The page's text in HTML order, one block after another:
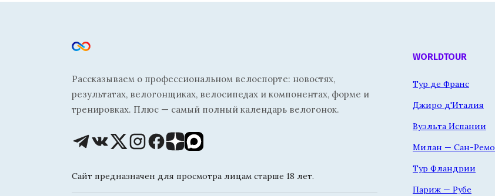
Рассказываем о профессиональном велоспорте: новостях,
результатах, велогонщиках, велосипедах и компонентах, форме и
тренировках. Плюс — самый полный календарь велогонок.
Сайт предназначен для просмотра лицам старше 18 лет.
WORLDTOUR
Тур де Франс
Джиро д'Италия
Вуэльта Испании
Милан — Сан-Ремо
Тур Фландрии
Париж — Рубе